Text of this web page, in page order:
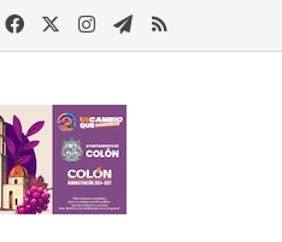
FacebookInstagram
Telegram
RSS